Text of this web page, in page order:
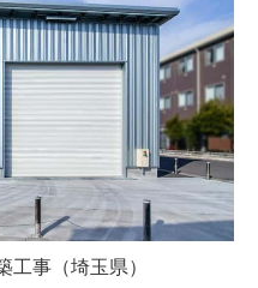
工事（埼玉県）